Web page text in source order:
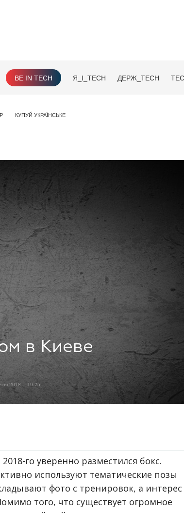
BE IN TECH Я_І_TECH ДЕРЖ_TECH
КУПУЙ УКРАЇНСЬКЕ
в Киеве
2018 19:25
го уверенно разместился бокс.
используют тематические позы
фото с тренировок, а интерес
того, что существует огромное